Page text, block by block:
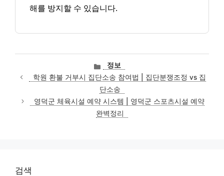
해를 방지할 수 있습니다.
카
테
고
리
정보
학원 환불 거부시 집단소송 참여법 | 집단분쟁조정 vs 집
단소송
영덕군 체육시설 예약 시스템 | 영덕군 스포츠시설 예약
완벽정리
검색